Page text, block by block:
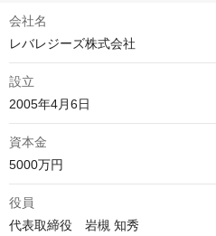
会社名
レバレジーズ株式会社
設立
2005年4月6日
資本金
5000万円
役員
代表取締役　岩槻 知秀